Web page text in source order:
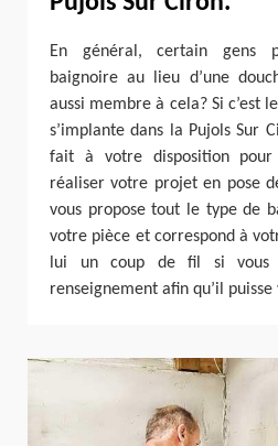
En général, certain gens
baignoire au lieu d’une
aussi membre à cela? Si c’est
s’implante dans la Pujols Sur
fait à votre disposition pour
réaliser votre projet en pose
vous propose tout le type de
votre pièce et correspond à
lui un coup de fil si vous
renseignement afin qu’il puisse